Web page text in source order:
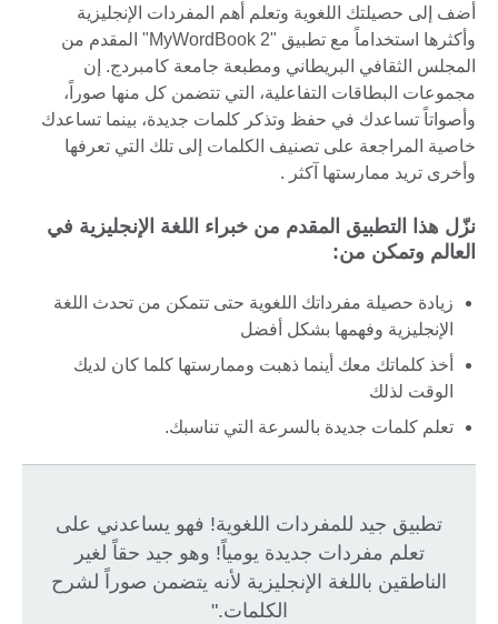
أضف إلى حصيلتك اللغوية وتعلم أهم المفردات الإنجليزية
وأكثرها استخداماً مع تطبيق "MyWordBook 2" المقدم من
المجلس الثقافي البريطاني ومطبعة جامعة كامبردج. إن
مجموعات البطاقات التفاعلية، التي تتضمن كل منها صوراً،
وأصواتاً تساعدك في حفظ وتذكر كلمات جديدة، بينما تساعدك
خاصية المراجعة على تصنيف الكلمات إلى تلك التي تعرفها
وأخرى تريد ممارستها آكثر .
نزّل هذا التطبيق المقدم من خبراء اللغة الإنجليزية في
العالم وتمكن من:
زيادة حصيلة مفرداتك اللغوية حتى تتمكن من تحدث اللغة
الإنجليزية وفهمها بشكل أفضل
أخذ كلماتك معك أينما ذهبت وممارستها كلما كان لديك
الوقت لذلك
تعلم كلمات جديدة بالسرعة التي تناسبك.
تطبيق جيد للمفردات اللغوية! فهو يساعدني على
تعلم مفردات جديدة يومياً! وهو جيد حقاً لغير
الناطقين باللغة الإنجليزية لأنه يتضمن صوراً لشرح
الكلمات."